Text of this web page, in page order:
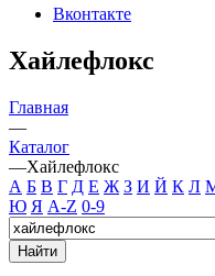
Вконтакте
Хайлефлокс
Главная
—
Каталог
—Хайлефлокс
А Б В Г Д Е Ж З И Й К Л
Ю Я A-Z 0-9
Найти